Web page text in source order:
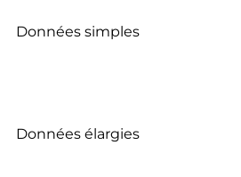
Données simples
Données élargies